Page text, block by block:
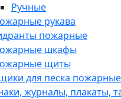
Ручные
рукава
пожарные
шкафы
щиты
для песка пожарные
журналы, плакаты,